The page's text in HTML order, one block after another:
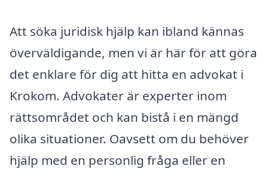
Att söka juridisk hjälp kan ibland kännas
överväldigande, men vi är här för att göra
det enklare för dig att hitta en advokat i
Krokom. Advokater är experter inom
rättsområdet och kan bistå i en mängd
olika situationer. Oavsett om du behöver
hjälp med en personlig fråga eller en